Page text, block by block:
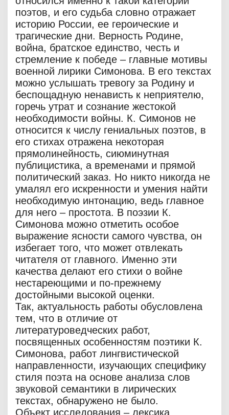
поэтов, и его судьба словно отражает
историю России, ее героические и
трагические дни. Верность Родине,
война, братское единство, честь и
стремление к победе – главные мотивы
военной лирики Симонова. В его текстах
можно услышать тревогу за Родину и
беспощадную ненависть к неприятелю,
горечь утрат и сознание жестокой
необходимости войны. К. Симонов не
относится к числу гениальных поэтов, в
его стихах отражена некоторая
прямолинейность, сиюминутная
публицистика, а временами и прямой
политический заказ. Но никто никогда не
умалял его искренности и умения найти
необходимую интонацию, ведь главное
для него – простота. В поэзии К.
Симонова можно отметить особое
выражение ясности самого чувства, он
избегает того, что может отвлекать
читателя от главного. Именно эти
качества делают его стихи о войне
нестареющими и по-прежнему
достойными высокой оценки.
Так, актуальность работы обусловлена
тем, что в отличие от
литературоведческих работ,
посвященных особенностям поэтики К.
Симонова, работ лингвистической
направленности, изучающих специфику
стиля поэта на основе анализа слов
звуковой семантики в лирических
текстах, обнаружено не было.
Объект исследования – лексика